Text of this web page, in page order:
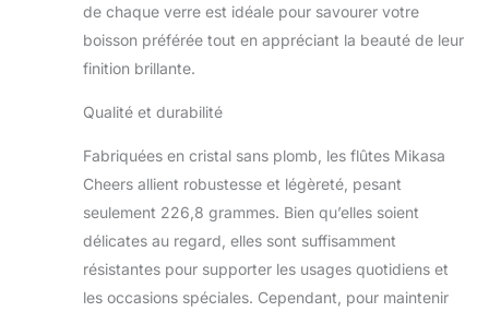
de chaque verre est idéale pour savourer votre
boisson préférée tout en appréciant la beauté de leur
finition brillante.
Qualité et durabilité
Fabriquées en cristal sans plomb, les flûtes Mikasa
Cheers allient robustesse et légèreté, pesant
seulement 226,8 grammes. Bien qu’elles soient
délicates au regard, elles sont suffisamment
résistantes pour supporter les usages quotidiens et
les occasions spéciales. Cependant, pour maintenir